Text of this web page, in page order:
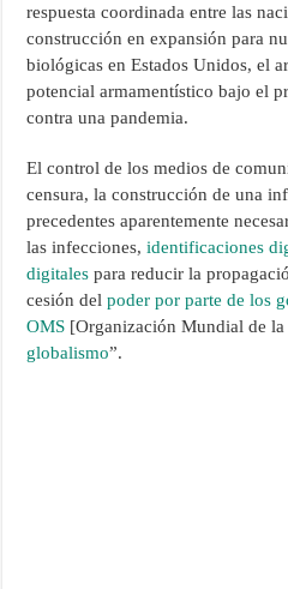
respuesta coordinada entre las
construcción en expansión para
biológicas en Estados Unidos, el
potencial armamentístico bajo el
contra una pandemia.
El control de los medios de
censura, la construcción de una
precedentes aparentemente
las infecciones,identificaciones
digitales para reducir la
cesión delpoder por parte de los
OMS [Organización Mundial de la
globalismo”.